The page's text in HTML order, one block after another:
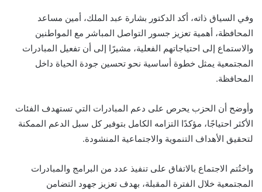
وفي السياق ذاته، أكد الدكتور بشارة عبد الملك، أمين مساعد
المحافظة، أهمية تعزيز جسور التواصل المباشر مع المواطنين
والاستماع إلى احتياجاتهم الفعلية، مشيرًا إلى أن تفعيل المبادرات
المجتمعية يمثل خطوة أساسية نحو تحسين جودة الحياة داخل
المحافظة.
وأوضح أن الحزب يحرص على دعم المبادرات التي تستهدف الفئات
الأكثر احتياجًا، مؤكدًا التزامه الكامل بتوفير كل سبل الدعم الممكنة
لتحقيق الأهداف التنموية والاجتماعية المنشودة.
واختُتم الاجتماع بالاتفاق على تنفيذ عدد من البرامج والمبادرات
المجتمعية خلال الفترة المقبلة، بهدف تعزيز جهود التضامن